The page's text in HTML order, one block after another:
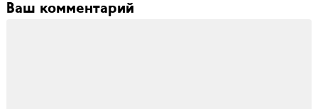
Ваш комментарий